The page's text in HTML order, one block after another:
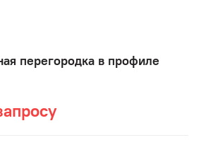
перегородка в профиле